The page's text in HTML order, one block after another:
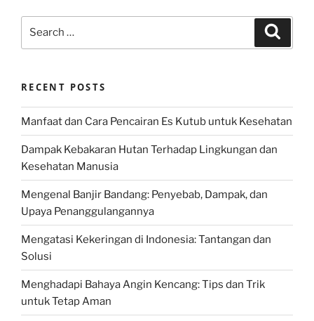
RECENT POSTS
Manfaat dan Cara Pencairan Es Kutub untuk Kesehatan
Dampak Kebakaran Hutan Terhadap Lingkungan dan
Kesehatan Manusia
Mengenal Banjir Bandang: Penyebab, Dampak, dan
Upaya Penanggulangannya
Mengatasi Kekeringan di Indonesia: Tantangan dan
Solusi
Menghadapi Bahaya Angin Kencang: Tips dan Trik
untuk Tetap Aman